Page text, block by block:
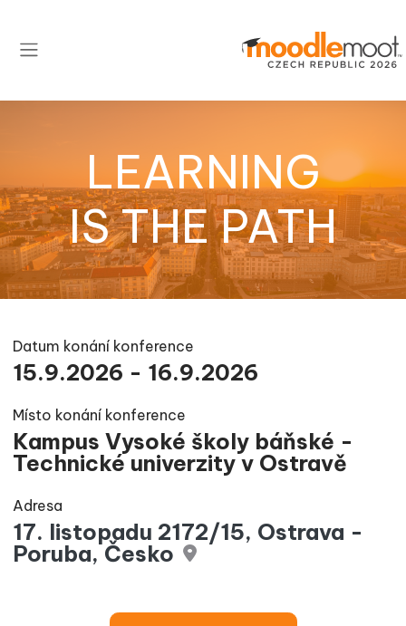
LEARNING
IS THE PATH
Datum konání konference
15.9.2026 - 16.9.2026
Místo konání konference
Kampus Vysoké školy báňské -
Technické univerzity v Ostravě
Adresa
17. listopadu 2172/15, Ostrava -
Poruba, Česko